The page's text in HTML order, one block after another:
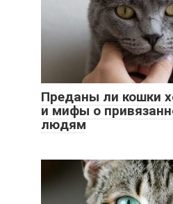
Преданы ли кошки
и мифы о
людям